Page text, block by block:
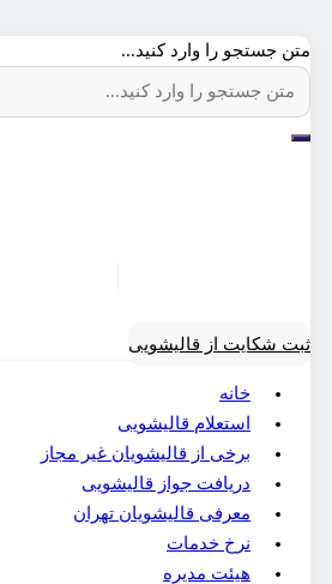
متن جستجو را وارد کنید...
ثبت شکایت از قالیشویی
خانه
استعلام قالیشویی
برخی از قالیشویان غیر مجاز
دریافت جواز قالیشویی
معرفی قالیشویان تهران
نرخ خدمات
هیئت مدیره